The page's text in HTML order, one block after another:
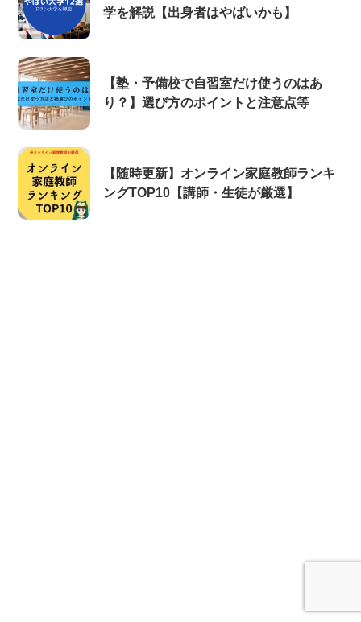
学を解説【出身者はやばいかも】
【塾・予備校で自習室だけ使うのはあ
り？】選び方のポイントと注意点等
【随時更新】オンライン家庭教師ランキ
ングTOP10【講師・生徒が厳選】